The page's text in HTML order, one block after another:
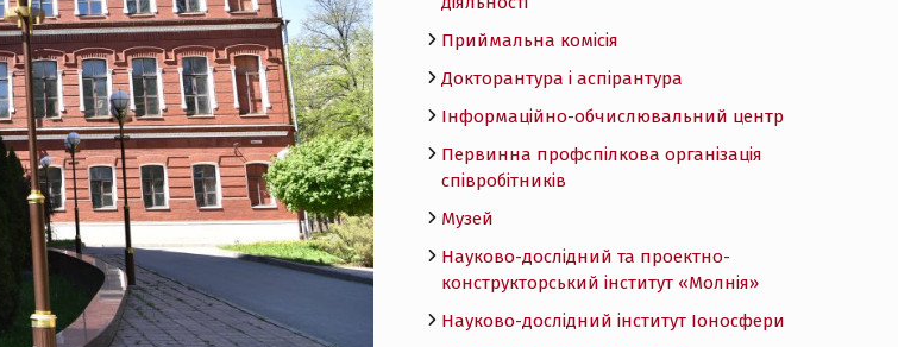
Приймальна комісія
Докторантура і аспірантура
Інформаційно-обчислювальний центр
Первинна профспілкова організація
співробітників
Музей
Науково-дослідний та проектно-
конструкторський інститут «Молнія»
Науково-дослідний інститут Іоносфери